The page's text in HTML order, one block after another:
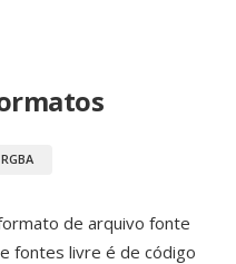
RGBA
de arquivo fonte
fontes livre é de código